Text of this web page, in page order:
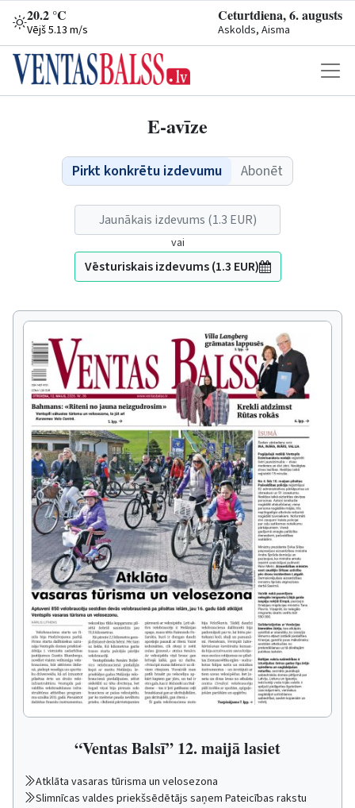
20.2 °C
Vējš 5.13 m/s
Ceturtdiena, 6. augusts
Askolds, Aisma
E-avīze
Pirkt konkrētu izdevumu Abonēt
Jaunākais izdevums (1.3 EUR)
vai
Vēsturiskais izdevums (1.3 EUR)
“Ventas Balsī” 12. maijā lasiet
Atklāta vasaras tūrisma un velosezona
Slimnīcas valdes priekšsēdētājs saņem Pateicības rakstu